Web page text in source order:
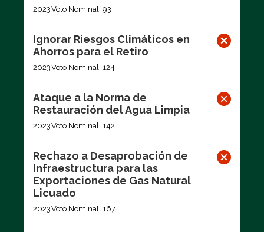
2023Voto Nominal: 93
Ignorar Riesgos Climáticos en
Ahorros para el Retiro
2023Voto Nominal: 124
Ataque a la Norma de
Restauración del Agua Limpia
2023Voto Nominal: 142
Rechazo a Desaprobación de
Infraestructura para las
Exportaciones de Gas Natural
Licuado
2023Voto Nominal: 167